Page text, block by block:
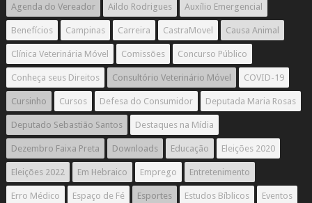
Agenda do Vereador Aildo Rodrigues Auxílio Emergencial
Benefícios Campinas Carreira CastraMovel Causa Animal
Clínica Veterinária Móvel Comissões Concurso Público
Conheça seus Direitos Consultório Veterinário Móvel COVID-19
Cursinho Cursos Defesa do Consumidor Deputada Maria Rosas
Deputado Sebastião Santos Destaques na Mídia
Dezembro Faixa Preta Downloads Educação Eleições 2020
Eleições 2022 Em Hebraico Emprego Entretenimento
Erro Médico Espaço de Fé Esportes Estudos Bíblicos Eventos